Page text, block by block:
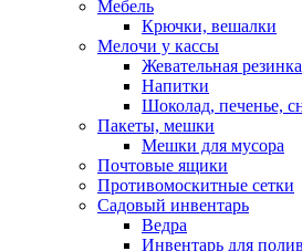
Мебель
Крючки, вешалки
Мелочи у кассы
Жевательная резинка
Напитки
Шоколад, печенье,
Пакеты, мешки
Мешки для мусора
Почтовые ящики
Противомоскитные сетки
Садовый инвентарь
Ведра
Инвентарь для